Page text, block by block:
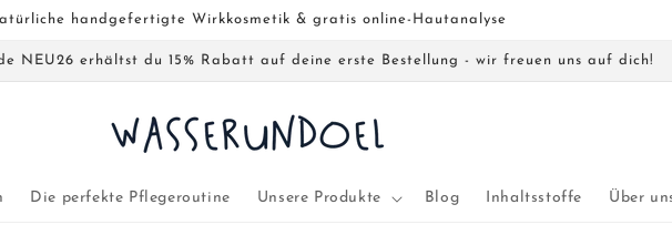
handgefertigte Wirkkosmetik & gratis online-Hautanalyse
NEU26 erhältst du 15% Rabatt auf deine erste Bestellung - wir freuen uns auf dich!
Die perfekte Pflegeroutine Unsere Produkte Blog Inhaltsstoffe Über